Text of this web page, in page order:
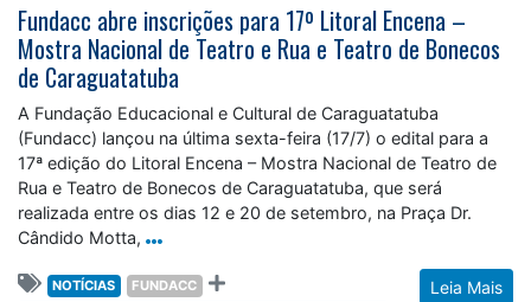
Fundacc abre inscrições para 17º Litoral Encena –
Mostra Nacional de Teatro e Rua e Teatro de Bonecos
de Caraguatatuba
A Fundação Educacional e Cultural de Caraguatatuba
(Fundacc) lançou na última sexta-feira (17/7) o edital para a
17ª edição do Litoral Encena – Mostra Nacional de Teatro de
Rua e Teatro de Bonecos de Caraguatatuba, que será
realizada entre os dias 12 e 20 de setembro, na Praça Dr.
Cândido Motta,
Leia Mais
NOTÍCIAS
FUNDACC